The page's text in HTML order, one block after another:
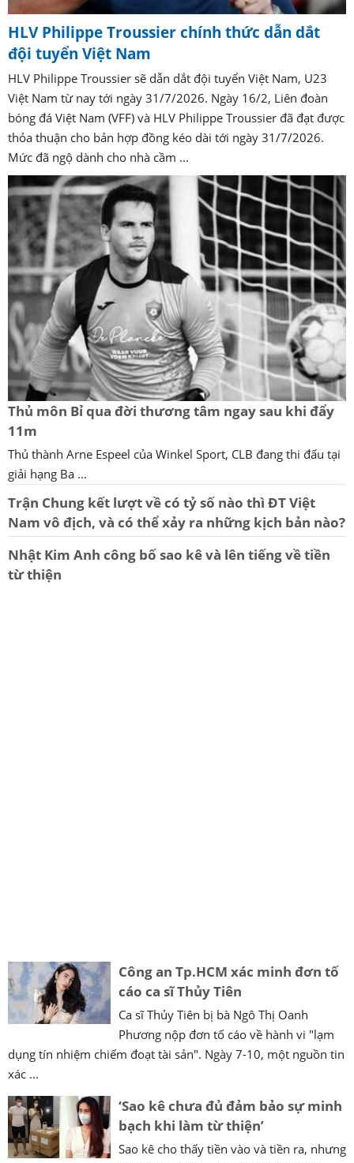
HLV Philippe Troussier chính thức dẫn dắt
đội tuyển Việt Nam
HLV Philippe Troussier sẽ dẫn dắt đội tuyển Việt Nam, U23
Việt Nam từ nay tới ngày 31/7/2026. Ngày 16/2, Liên đoàn
bóng đá Việt Nam (VFF) và HLV Philippe Troussier đã đạt được
thỏa thuận cho bản hợp đồng kéo dài tới ngày 31/7/2026.
Mức đã ngộ dành cho nhà cầm ...
Thủ môn Bỉ qua đời thương tâm ngay sau khi đẩy
11m
Thủ thành Arne Espeel của Winkel Sport, CLB đang thi đấu tại
giải hạng Ba ...
Trận Chung kết lượt về có tỷ số nào thì ĐT Việt
Nam vô địch, và có thể xảy ra những kịch bản nào?
Nhật Kim Anh công bố sao kê và lên tiếng về tiền
từ thiện
Công an Tp.HCM xác minh đơn tố
cáo ca sĩ Thủy Tiên
Ca sĩ Thủy Tiên bị bà Ngô Thị Oanh
Phương nộp đơn tố cáo về hành vi "lạm
dụng tín nhiệm chiếm đoạt tài sản". Ngày 7-10, một nguồn tin
xác ...
‘Sao kê chưa đủ đảm bảo sự minh
bạch khi làm từ thiện’
Sao kê cho thấy tiền vào và tiền ra, nhưng